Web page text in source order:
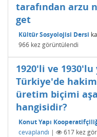
tarafından arzu
get
Kültür Sosyolojisi Dersi
966 kez görüntülendi
1920'li ve 1930'lu
Türkiye'de
üretim biçimi
hangisidir?
Konut Yapı
cevaplandı | 617 kez